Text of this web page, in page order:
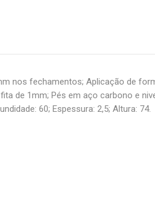
nos fechamentos; Aplicação de
de 1mm; Pés em aço carbono e
60; Espessura: 2,5; Altura: 74.